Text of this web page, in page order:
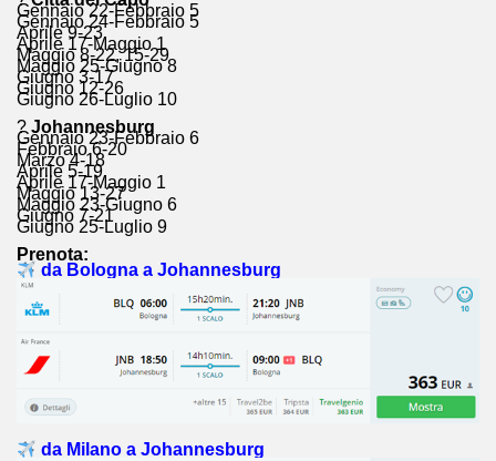
Gennaio 22-Febbraio 5
Gennaio 24-Febbraio 5
Aprile 9-23
Aprile 17-Maggio 1
Maggio 8-22, 15-29
Maggio 25-Giugno 8
Giugno 3-17
Giugno 12-26
Giugno 26-Luglio 10
?Johannesburg
Gennaio 23-Febbraio 6
Febbraio 6-20
Marzo 4-18
Aprile 5-19
Aprile 17-Maggio 1
Maggio 13-27
Maggio 23-Giugno 6
Giugno 7-21
Giugno 25-Luglio 9
Prenota:
da Bologna a Johannesburg
da Milano a Johannesburg